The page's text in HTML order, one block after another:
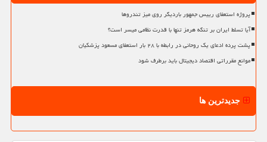
پروژه استعفای رییس جمهور باردیگر روی میز تندروها
آیا تسلط ایران بر تنگه هرمز تنها با قدرت نظامی میسر است؟
پشت پرده ادعای یک روحانی در رابطه با ۲۸ بار استعفای مسعود پزشکیان
موانع مقرراتی اقتصاد دیجیتال باید برطرف شود
جدیدترین ها